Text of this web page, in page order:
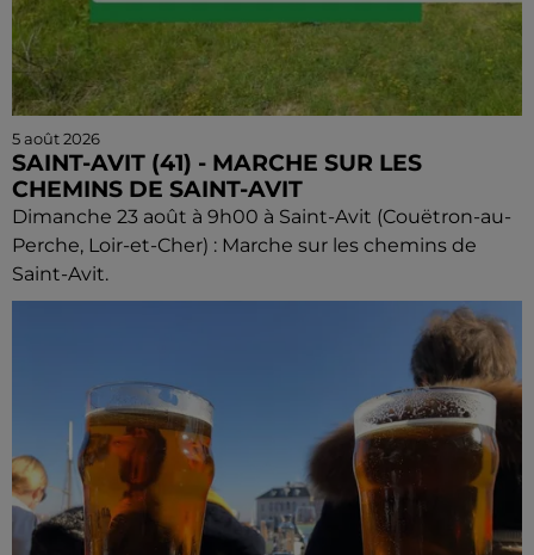
5 août 2026
SAINT-AVIT (41) - MARCHE SUR LES
CHEMINS DE SAINT-AVIT
Dimanche 23 août à 9h00 à Saint-Avit (Couëtron-au-
Perche, Loir-et-Cher) : Marche sur les chemins de
Saint-Avit.